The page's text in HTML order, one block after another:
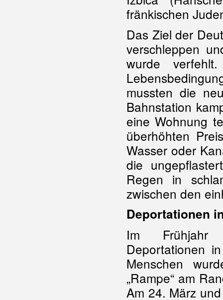
fränkischen
Das Ziel der
verschleppen
wurde
mussten die
Bahnstation
eine Wohnung
überhöhten
Wasser oder
die
Regen in
zwischen den
Deportationen
Im
Deportationen
Menschen
„Rampe“ am
Am 24. März